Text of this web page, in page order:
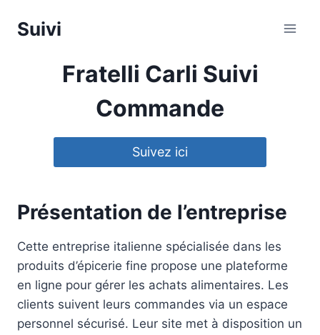
Suivi
Fratelli Carli Suivi
Commande
Suivez ici
Présentation de l’entreprise
Cette entreprise italienne spécialisée dans les
produits d’épicerie fine propose une plateforme
en ligne pour gérer les achats alimentaires. Les
clients suivent leurs commandes via un espace
personnel sécurisé. Leur site met à disposition un